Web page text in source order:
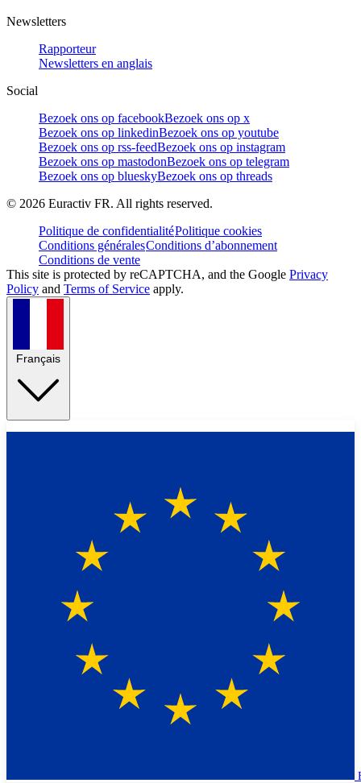
Newsletters
Rapporteur
Newsletters en anglais
Social
Bezoek ons op facebookBezoek ons op x
Bezoek ons op linkedinBezoek ons op youtube
Bezoek ons op rss-feedBezoek ons op instagram
Bezoek ons op mastodonBezoek ons op telegram
Bezoek ons op blueskyBezoek ons op threads
© 2026 Euractiv FR. All rights reserved.
Politique de confidentialitéPolitique cookies
Conditions généralesConditions d’abonnement
Conditions de vente
This site is protected by reCAPTCHA, and the Google Privacy
Policy and Terms of Service apply.
Français